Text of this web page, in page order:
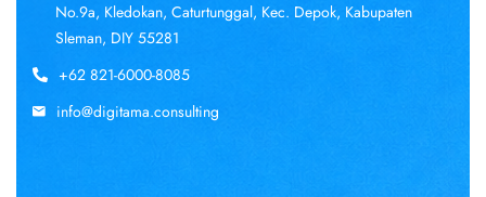
No.9a, Kledokan, Caturtunggal, Kec. Depok, Kabupaten
Sleman, DIY 55281
+62 821-6000-8085
info@digitama.consulting